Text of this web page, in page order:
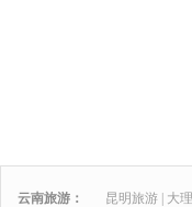
云南旅游： 昆明旅游 大